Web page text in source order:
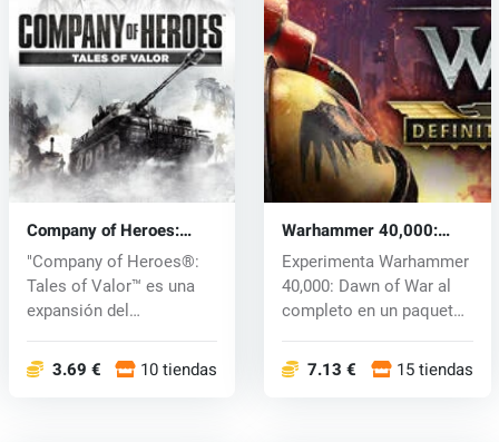
Company of Heroes:
Tales of Valor (PC) CD
key
"Company of Heroes®:
Tales of Valor™ es una
expansión del
3.69 € 10 tiendas
Warhammer 40,000:
Dawn of War - Definitive
Edition (PC) key
Experimenta Warhammer
40,000: Dawn of War al
completo en un paquete
7.13 € 15 tiendas